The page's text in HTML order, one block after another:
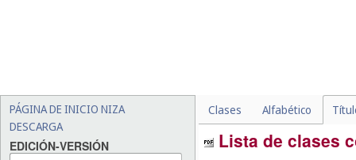
PÁGINA DE INICIO NIZA
DESCARGA
EDICIÓN-VERSIÓN
Clases Alfabético
Lista de clases